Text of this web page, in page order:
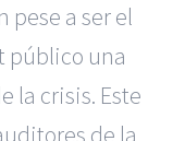
pese a ser el
público una
la crisis. Este
de la